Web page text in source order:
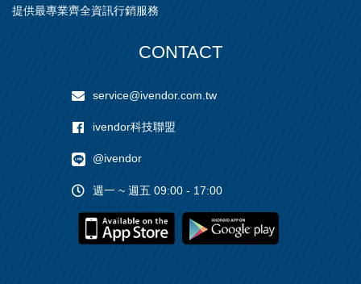
提供最專業齊全資訊行銷服務
CONTACT
service@ivendor.com.tw
ivendor科技聯盟
@ivendor
週一 ~ 週五 09:00 - 17:00